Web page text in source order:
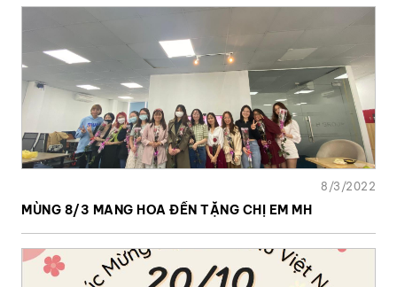
8/3/2022
MÙNG 8/3 MANG HOA ĐẾN TẶNG CHỊ EM MH